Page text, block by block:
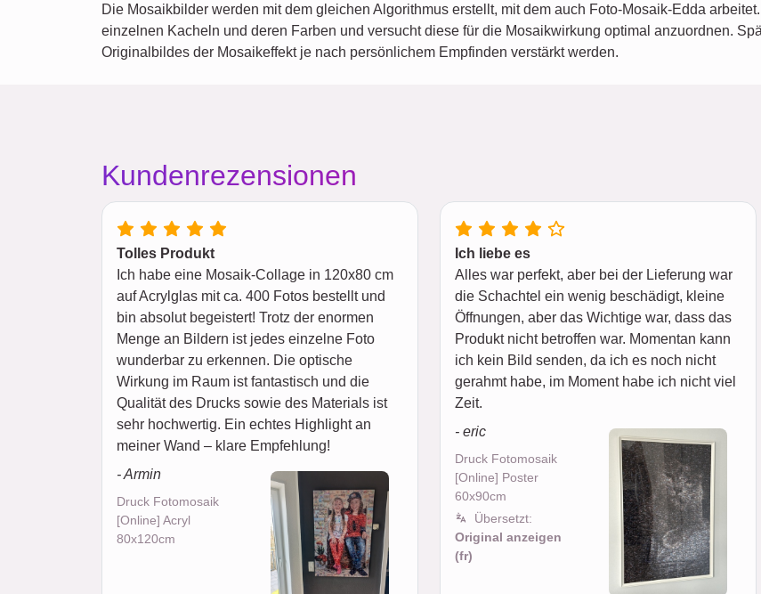
Die Mosaikbilder werden mit dem gleichen Algorithmus erstellt, mit dem auch Foto-Mosaik-Edda
einzelnen Kacheln und deren Farben und versucht diese für die Mosaikwirkung optimal anzuordnen.
Originalbildes der Mosaikeffekt je nach persönlichem Empfinden verstärkt werden.
Kundenrezensionen
Tolles Produkt
Ich habe eine Mosaik-Collage in 120x80 cm
auf Acrylglas mit ca. 400 Fotos bestellt und
bin absolut begeistert! Trotz der enormen
Menge an Bildern ist jedes einzelne Foto
wunderbar zu erkennen. Die optische
Wirkung im Raum ist fantastisch und die
Qualität des Drucks sowie des Materials ist
sehr hochwertig. Ein echtes Highlight an
meiner Wand – klare Empfehlung!
- Armin
Druck Fotomosaik
[Online] Acryl
80x120cm
Ich liebe es
Alles war perfekt, aber bei der Lieferung war
die Schachtel ein wenig beschädigt, kleine
Öffnungen, aber das Wichtige war, dass das
Produkt nicht betroffen war. Momentan kann
ich kein Bild senden, da ich es noch nicht
gerahmt habe, im Moment habe ich nicht viel
Zeit.
- eric
Druck Fotomosaik
[Online] Poster
60x90cm
Übersetzt:
Original anzeigen
(fr)